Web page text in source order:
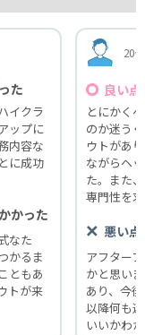
た
イクラ
ップに
内容な
に成功
かった
なた
かるま
ともあ
トが来
20
良い点
とにかく
のか迷う
ウトがあ
ながらヘ
た。また
専門性を
悪い点
アフター
かと思い
あり、今
以降何も
いいかわ